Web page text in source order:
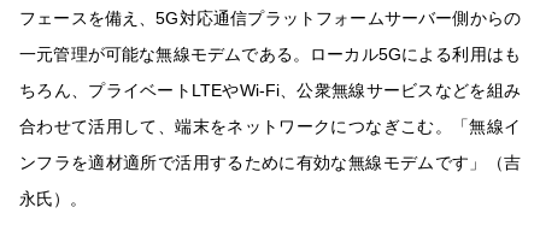
フェースを備え、5G対応通信プラットフォームサーバー側からの
一元管理が可能な無線モデムである。ローカル5Gによる利用はも
ちろん、プライベートLTEやWi-Fi、公衆無線サービスなどを組み
合わせて活用して、端末をネットワークにつなぎこむ。「無線イ
ンフラを適材適所で活用するために有効な無線モデムです」（吉
永氏）。